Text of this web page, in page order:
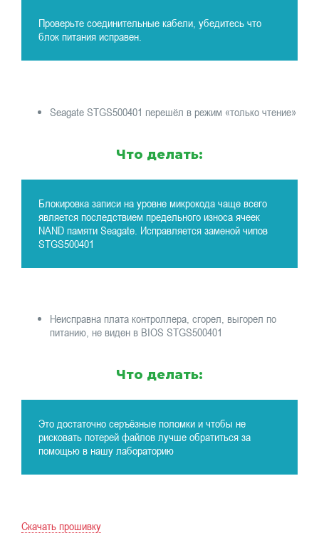
Проверьте соединительные кабели, убедитесь что
блок питания исправен.
Seagate STGS500401 перешёл в режим «только чтение»
Что делать:
Блокировка записи на уровне микрокода чаще всего
является последствием предельного износа ячеек
NAND памяти Seagate. Исправляется заменой чипов
STGS500401
Неисправна плата контроллера, сгорел, выгорел по
питанию, не виден в BIOS STGS500401
Что делать:
Это достаточно серъёзные поломки и чтобы не
рисковать потерей файлов лучше обратиться за
помощью в нашу лабораторию
Скачать прошивку